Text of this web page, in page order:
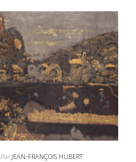
ParJEAN-FRANÇOIS HUBERT